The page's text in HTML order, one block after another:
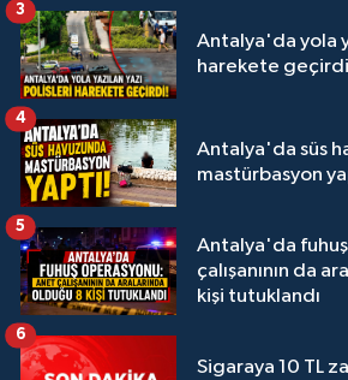
Antalya'da yola
harekete
3
Antalya'da süs
mastürbasyon
4
Antalya'da
çalışanının da
kişi tutuklandı
5
Sigaraya 10 TL
6